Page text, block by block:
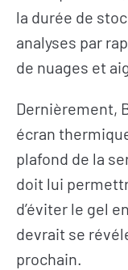
la durée de
analyses par
de nuages et
Dernièrement,
écran
plafond de la
doit lui
d’éviter le gel
devrait se
prochain.